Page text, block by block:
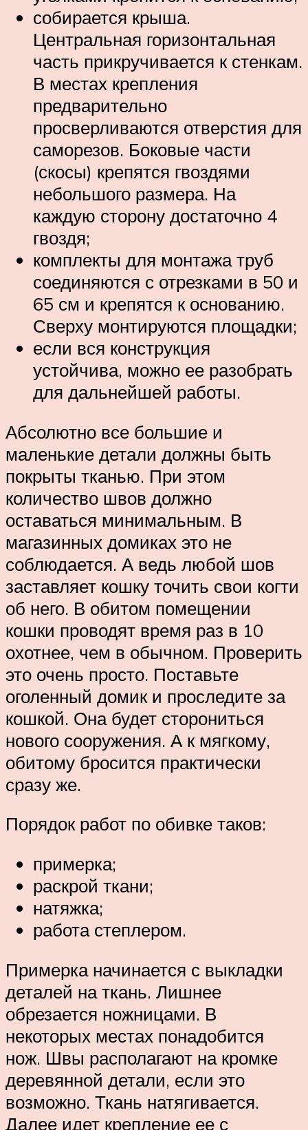
собирается крыша.
Центральная горизонтальная
часть прикручивается к стенкам.
В местах крепления
предварительно
просверливаются отверстия для
саморезов. Боковые части
(скосы) крепятся гвоздями
небольшого размера. На
каждую сторону достаточно 4
гвоздя;
комплекты для монтажа труб
соединяются с отрезками в 50 и
65 см и крепятся к основанию.
Сверху монтируются площадки;
если вся конструкция
устойчива, можно ее разобрать
для дальнейшей работы.
Абсолютно все большие и
маленькие детали должны быть
покрыты тканью. При этом
количество швов должно
оставаться минимальным. В
магазинных домиках это не
соблюдается. А ведь любой шов
заставляет кошку точить свои когти
об него. В обитом помещении
кошки проводят время раз в 10
охотнее, чем в обычном. Проверить
это очень просто. Поставьте
оголенный домик и проследите за
кошкой. Она будет сторониться
нового сооружения. А к мягкому,
обитому бросится практически
сразу же.
Порядок работ по обивке таков:
примерка;
раскрой ткани;
натяжка;
работа степлером.
Примерка начинается с выкладки
деталей на ткань. Лишнее
обрезается ножницами. В
некоторых местах понадобится
нож. Швы располагают на кромке
деревянной детали, если это
возможно. Ткань натягивается.
Далее идет крепление ее с